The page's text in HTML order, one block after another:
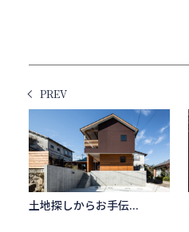
PREV
土地探しからお手伝...